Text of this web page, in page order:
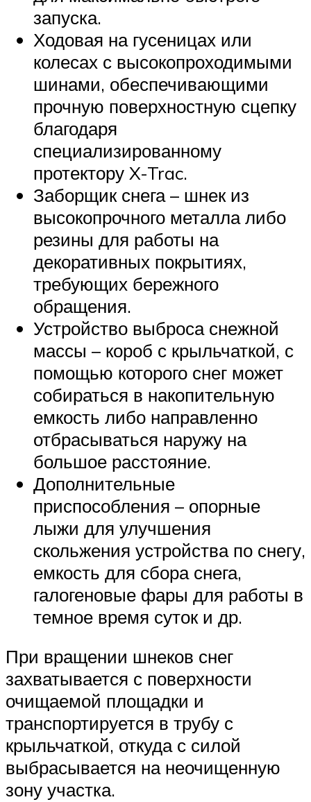
запуска.
Ходовая на гусеницах или
колесах с высокопроходимыми
шинами, обеспечивающими
прочную поверхностную сцепку
благодаря
специализированному
протектору X-Trac.
Заборщик снега – шнек из
высокопрочного металла либо
резины для работы на
декоративных покрытиях,
требующих бережного
обращения.
Устройство выброса снежной
массы – короб с крыльчаткой, с
помощью которого снег может
собираться в накопительную
емкость либо направленно
отбрасываться наружу на
большое расстояние.
Дополнительные
приспособления – опорные
лыжи для улучшения
скольжения устройства по снегу,
емкость для сбора снега,
галогеновые фары для работы в
темное время суток и др.
При вращении шнеков снег
захватывается с поверхности
очищаемой площадки и
транспортируется в трубу с
крыльчаткой, откуда с силой
выбрасывается на неочищенную
зону участка.